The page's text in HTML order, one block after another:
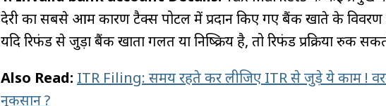
देरी का सबसे आम कारण टैक्स पोर्टल में प्रदान किए गए बैंक खाते के विवरण
यदि रिफंड से जुड़ा बैंक खाता गलत या निष्क्रिय है, तो रिफंड प्रक्रिया रुक
Also Read: ITR Filing: समय रहते कर लीजिए ITR से जुड़े ये काम !
नुकसान ?